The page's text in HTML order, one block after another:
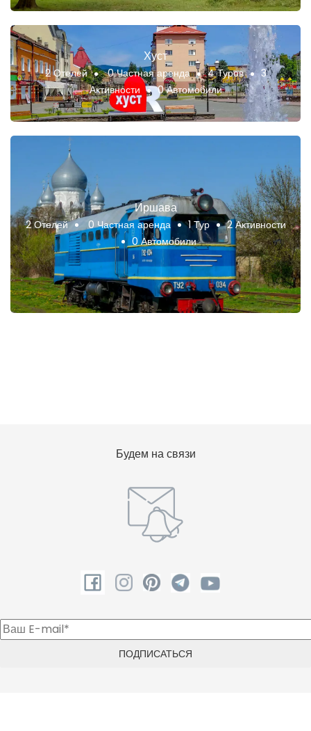
Хуст
2 Отелей 0 Частная аренда 4 Туров
3
Активности
0 Автомобили
Иршава
2 Отелей 0 Частная аренда 1 Тур
2 Активности
0 Автомобили
Будем на связи